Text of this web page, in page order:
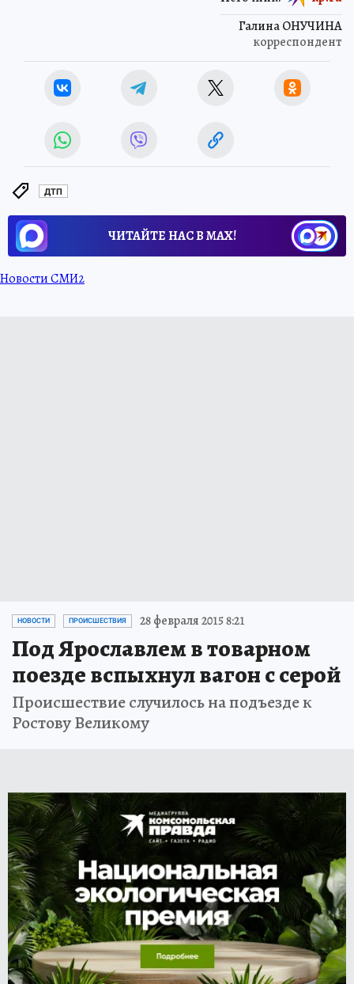
Галина ОНУЧИНА
корреспондент
ДТП
ЧИТАЙТЕ НАС В МАХ!
Новости СМИ2
НОВОСТИ ПРОИСШЕСТВИЯ 28 февраля 2015 8:21
Под Ярославлем в товарном
поезде вспыхнул вагон с серой
Происшествие случилось на подъезде к
Ростову Великому